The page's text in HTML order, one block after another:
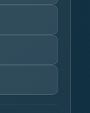
฿16,515
฿15,540